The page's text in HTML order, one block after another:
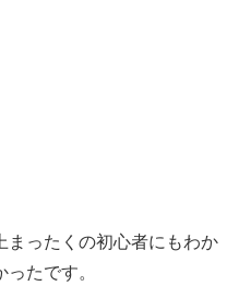
まったくの初心者にもわか
たです。